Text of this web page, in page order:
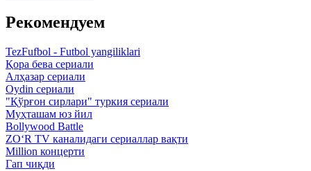
Рекомендуем
TezFufbol - Futbol yangiliklari
Қора бева сериали
Алҳазар сериали
Oydin сериали
"Қўрғон сирлари" туркия сериали
Муҳташам юз йил
Bollywood Battle
ZO‘R TV каналидаги сериаллар вақти
Million концерти
Гап чиқди